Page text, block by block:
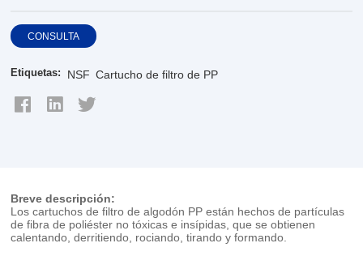
CONSULTA
Etiquetas: NSF Cartucho de filtro de PP
Breve descripción:
Los cartuchos de filtro de algodón PP están hechos de partículas
de fibra de poliéster no tóxicas e insípidas, que se obtienen
calentando, derritiendo, rociando, tirando y formando.